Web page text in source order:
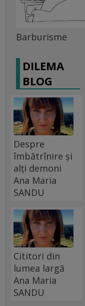
Barburisme
DILEMA
BLOG
Despre
îmbătrînire și
alți demoni
Ana Maria
SANDU
Cititori din
lumea largă
Ana Maria
SANDU